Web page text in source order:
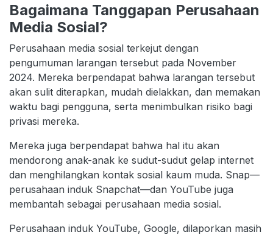
Bagaimana Tanggapan Perusahaan
Media Sosial?
Perusahaan media sosial terkejut dengan
pengumuman larangan tersebut pada November
2024. Mereka berpendapat bahwa larangan tersebut
akan sulit diterapkan, mudah dielakkan, dan memakan
waktu bagi pengguna, serta menimbulkan risiko bagi
privasi mereka.
Mereka juga berpendapat bahwa hal itu akan
mendorong anak-anak ke sudut-sudut gelap internet
dan menghilangkan kontak sosial kaum muda. Snap—
perusahaan induk Snapchat—dan YouTube juga
membantah sebagai perusahaan media sosial.
Perusahaan induk YouTube, Google, dilaporkan masih